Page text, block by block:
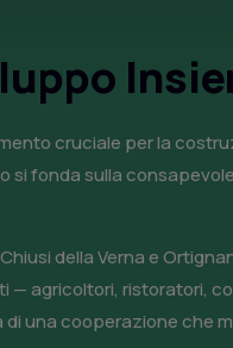
cruciale per la
fonda sulla
della Verna e
agricoltori, ristoratori,
una cooperazione che